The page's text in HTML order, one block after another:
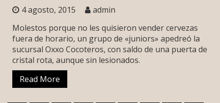
4 agosto, 2015
admin
Molestos porque no les quisieron vender cervezas
fuera de horario, un grupo de «juniors» apedreó la
sucursal Oxxo Cocoteros, con saldo de una puerta de
cristal rota, aunque sin lesionados.
Read More